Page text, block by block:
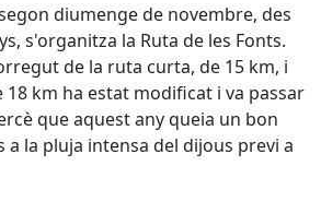
diumenge de novembre, des
s'organitza la Ruta de les Fonts.
de la ruta curta, de 15 km, i
km ha estat modificat i va passar
que aquest any queia un bon
a la pluja intensa del dijous previ a